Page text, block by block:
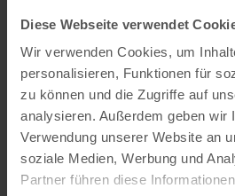
Diese Webseite verwendet
Wir verwenden Cookies, um
personalisieren, Funktionen für
zu können und die Zugriffe auf
analysieren. Außerdem geben wir
Verwendung unserer Website an
soziale Medien, Werbung und
Partner führen diese